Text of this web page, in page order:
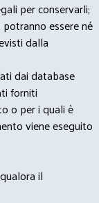
per conservarli;
essere né
dalla
dai database
forniti
o per i quali è
viene eseguito
il